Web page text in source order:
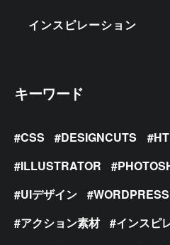
インスピレーション
キーワード
CSS DESIGNCUTS
ILLUSTRATOR
UIデザイン
WORDPRESS
アクション素材
インスピ